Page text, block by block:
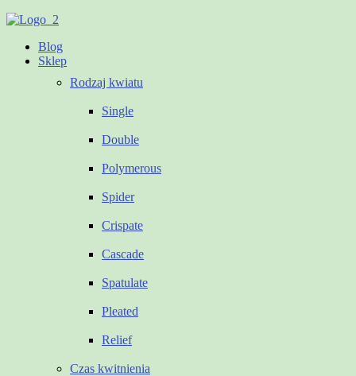
Menu
Blog
Sklep
Rodzaj kwiatu
Single
Double
Polymerous
Spider
Crispate
Cascade
Spatulate
Pleated
Relief
Czas kwitnienia